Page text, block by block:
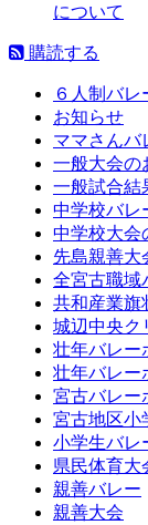
について
購読する
６人制バレ
お知らせ
ママさんバ
一般大会の
一般試合結
中学校バレ
中学校大会
先島親善大
全宮古職域
共和産業旗
城辺中央ク
壮年バレー
壮年バレー
宮古バレー
宮古地区小
小学生バレ
県民体育大
親善バレー
親善大会